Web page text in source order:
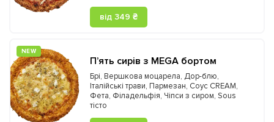
від 349 ₴
NEW
П’ять сирів з MEGA бортом
Брі, Вершкова моцарела, Дор-блю,
Італійські трави, Пармезан, Соус CREAM,
Фета, Філадельфія, Чіпси з сиром, Sous
тісто